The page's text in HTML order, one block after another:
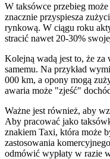
W taksówce przebieg
znacznie przyspiesza
rynkową. W ciągu roku
stracić nawet 20-30%
Kolejną wadą jest to, że za
samemu. Na przykład
000 km, a opony mogą
awaria może "zjeść"
Ważne jest również, aby
Aby pracować jako
znakiem Taxi, która może
zastosowania
odmówić wypłaty w razie